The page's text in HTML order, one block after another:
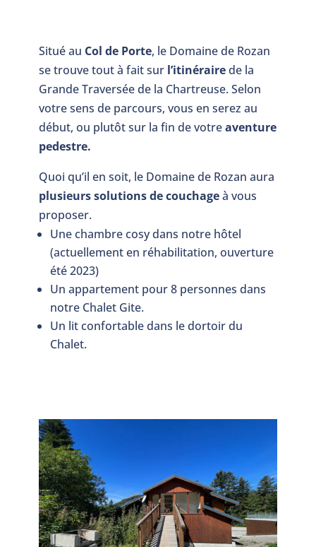
Situé au Col de Porte, le Domaine de Rozan
se trouve tout à fait sur l’itinérairede la
Grande Traversée de la Chartreuse. Selon
votre sens de parcours, vous en serez au
début, ou plutôt sur la fin de votreaventure
pedestre.
Quoi qu’il en soit, le Domaine de Rozan aura
plusieurs solutions de couchageà vous
proposer.
Une chambre cosy dans notre hôtel
(actuellement en réhabilitation, ouverture
été 2023)
Un appartement pour 8 personnes dans
notre Chalet Gite.
Un lit confortable dans le dortoir du
Chalet.